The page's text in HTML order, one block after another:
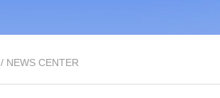
/ NEWS CENTER